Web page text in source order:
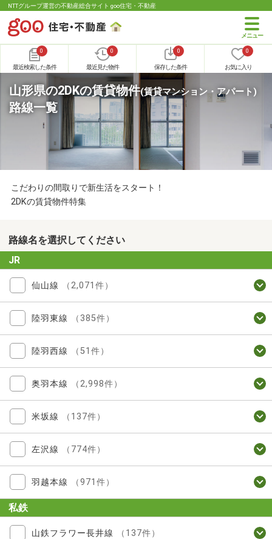
NTTグループ運営の不動産総合サイト goo住宅・不動産
0
最近検索した条件
0
最近見た物件
0
保存した条件
0
お気に入り
山形県の2DKの賃貸物件(賃貸マンション・アパート)
路線一覧
こだわりの間取りで新生活をスタート！
2DKの賃貸物件特集
路線名を選択してください
JR
仙山線 （2,071件）
陸羽東線 （385件）
陸羽西線 （51件）
奥羽本線 （2,998件）
米坂線 （137件）
左沢線 （774件）
羽越本線 （971件）
私鉄
山鉄フラワー長井線 （137件）